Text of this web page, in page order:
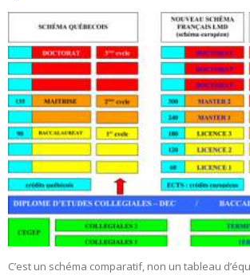
C’est un schéma comparatif, non un tableau